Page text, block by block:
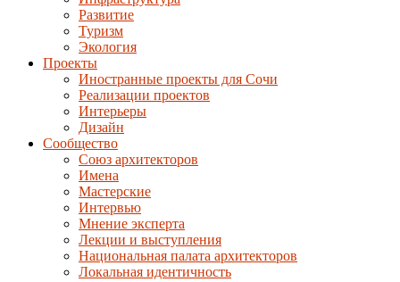
Развитие
Туризм
Экология
Проекты
Иностранные проекты для Сочи
Реализации проектов
Интерьеры
Дизайн
Сообщество
Союз архитекторов
Имена
Мастерские
Интервью
Мнение эксперта
Лекции и выступления
Национальная палата архитекторов
Локальная идентичность